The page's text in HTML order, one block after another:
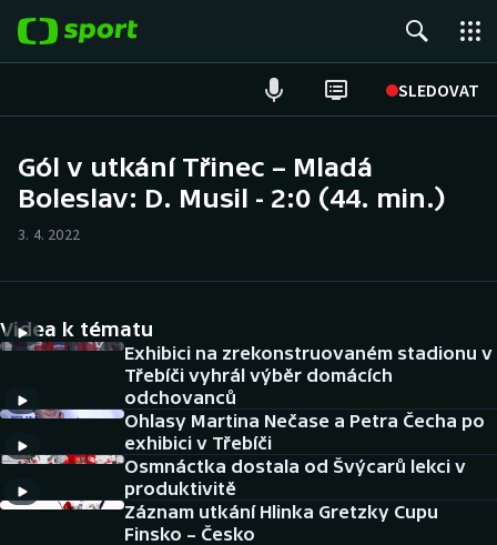
SLEDOVAT
Hokej
Cyklistika
DALŠÍ SPORTY
Americký fotbal
Baseball a softbal
NEPŘEHLÉDNĚTE
Soutěže
Gól v utkání Třinec – Mladá
Boleslav: D. Musil - 2:0 (44. min.)
3. 4. 2022
Videa k tématu
Exhibici na zrekonstruovaném stadionu v
Třebíči vyhrál výběr domácích
odchovanců
Ohlasy Martina Nečase a Petra Čecha po
exhibici v Třebíči
Osmnáctka dostala od Švýcarů lekci v
produktivitě
Záznam utkání Hlinka Gretzky Cupu
Finsko – Česko